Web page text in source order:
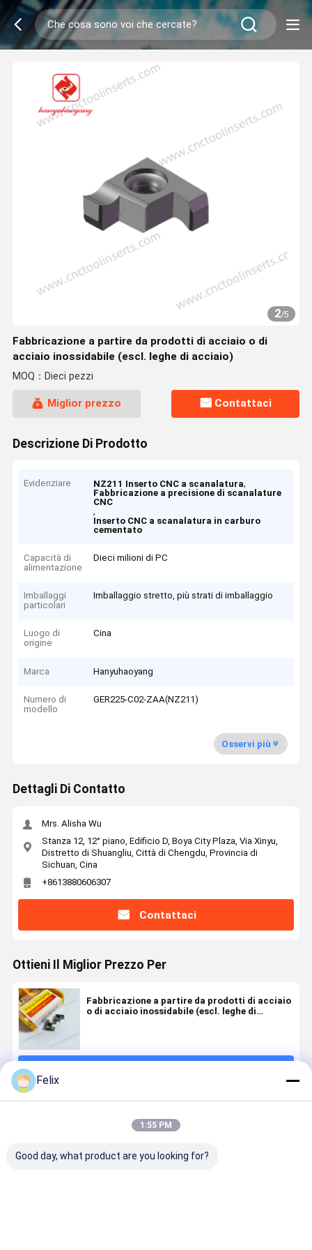
2/5
Fabbricazione a partire da prodotti di acciaio o di
acciaio inossidabile (escl. leghe di acciaio)
MOQ：Dieci pezzi
Miglior prezzo Contattaci
Descrizione Di Prodotto
Evidenziare NZ211 Inserto CNC a scanalatura,
Fabbricazione a precisione di scanalature
CNC
,
Inserto CNC a scanalatura in carburo
cementato
Capacità di
alimentazione
Dieci milioni di PC
Imballaggi
particolari
Imballaggio stretto, più strati di imballaggio
Luogo di
origine
Cina
Marca Hanyuhaoyang
Numero di
modello
GER225-C02-ZAA(NZ211)
Osservi più
Dettagli Di Contatto
Mrs. Alisha Wu
Stanza 12, 12° piano, Edificio D, Boya City Plaza, Via Xinyu,
Distretto di Shuangliu, Città di Chengdu, Provincia di
Sichuan, Cina
+8613880606307
Contattaci
Ottieni Il Miglior Prezzo Per
Fabbricazione a partire da prodotti di acciaio
o di acciaio inossidabile (escl. leghe di
Prodotti Raccomandati
Felix
1:55 PM
Good day, what product are you looking for?